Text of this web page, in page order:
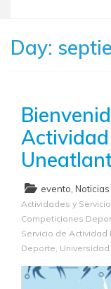
Day:
evento Noticias
Actividades y
Competiciones
Servicio de Actividad
Deporte